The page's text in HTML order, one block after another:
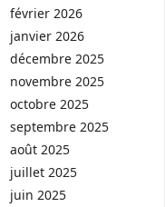
février 2026
janvier 2026
décembre 2025
novembre 2025
octobre 2025
septembre 2025
août 2025
juillet 2025
juin 2025